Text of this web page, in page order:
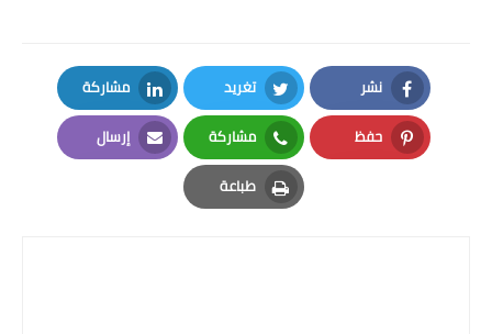
حكاية صورة
ثقافة
بداية tv
نشر
Facebook
تغريد
Twitter
مشاركة
LinkedIn
حفظ
Pinterest
مشاركة
Whatsapp
إرسال
Email
طباعة
Print